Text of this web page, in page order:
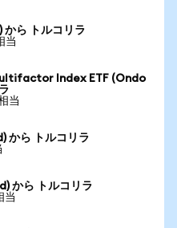
ら トルコリラ
当
Index ETF (Ondo
当
から トルコリラ
から トルコリラ
当